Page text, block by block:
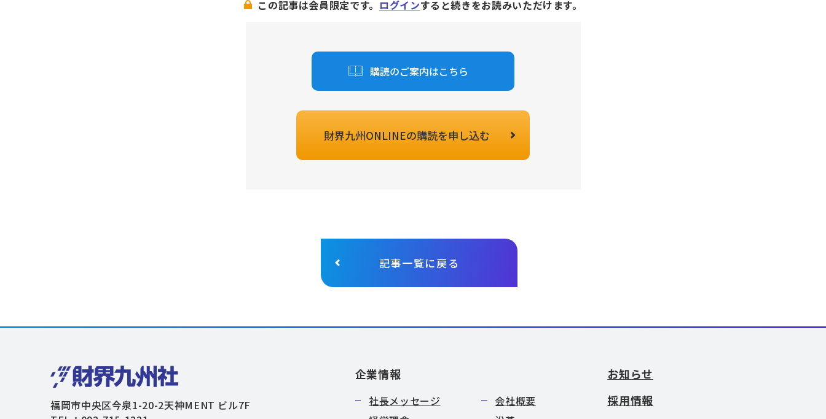
この記事は会員限定です。 ログインすると続きをお読みいただけます。
購読のご案内はこちら
財界九州ONLINEの購読を申し込む
記事一覧に戻る
福岡市中央区今泉1-20-2天神MENT ビル7F
企業情報
社長メッセージ
会社概要
お知らせ
採用情報